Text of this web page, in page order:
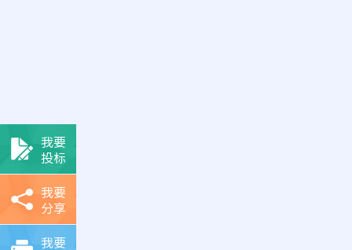
我要
投标
我要
分享
我要